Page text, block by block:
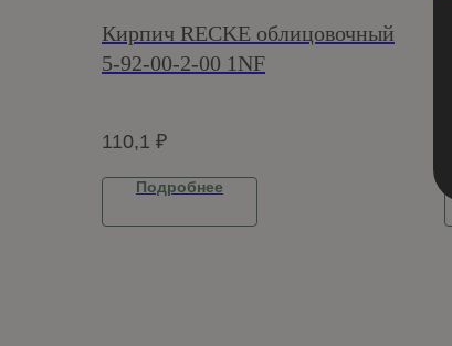
Кирпич RECKE облицовочный
5-92-00-2-00 1NF
110,1 ₽
Подробнее